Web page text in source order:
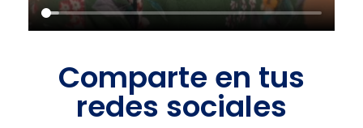
Comparte en tus
redes sociales